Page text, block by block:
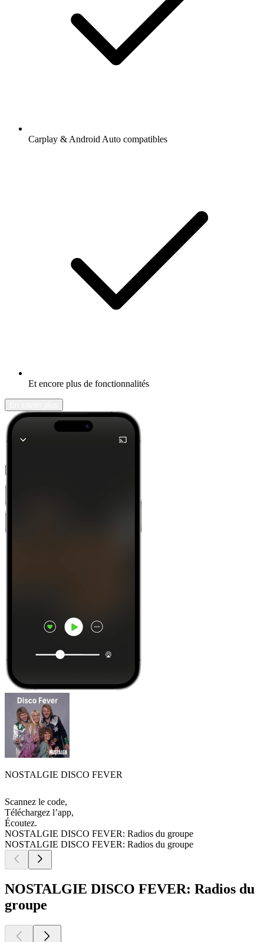
Carplay & Android Auto compatibles
Et encore plus de fonctionnalités
NOSTALGIE DISCO FEVER
Scannez le code,
Téléchargez l’app,
Écoutez.
NOSTALGIE DISCO FEVER: Radios du groupe
NOSTALGIE DISCO FEVER: Radios du groupe
NOSTALGIE DISCO FEVER: Radios du
groupe